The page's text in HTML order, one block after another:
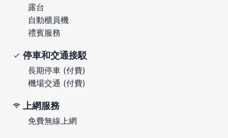
露台
自動櫃員機
禮賓服務
停車和交通接駁
長期停車 (付費)
機場交通 (付費)
上網服務
免費無線上網